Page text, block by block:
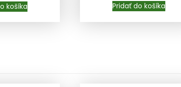
košíka Pridať do košíka